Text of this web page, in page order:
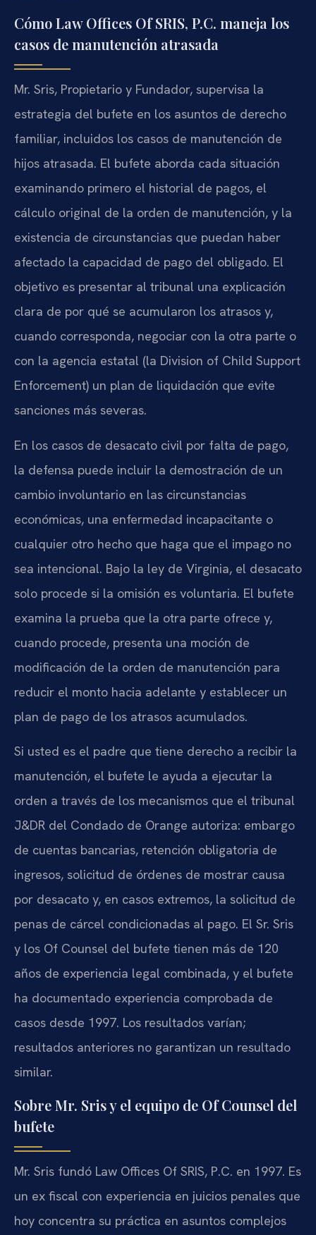
Cómo Law Offices Of SRIS, P.C. maneja los
casos de manutención atrasada
Mr. Sris, Propietario y Fundador, supervisa la
estrategia del bufete en los asuntos de derecho
familiar, incluidos los casos de manutención de
hijos atrasada. El bufete aborda cada situación
examinando primero el historial de pagos, el
cálculo original de la orden de manutención, y la
existencia de circunstancias que puedan haber
afectado la capacidad de pago del obligado. El
objetivo es presentar al tribunal una explicación
clara de por qué se acumularon los atrasos y,
cuando corresponda, negociar con la otra parte o
con la agencia estatal (la Division of Child Support
Enforcement) un plan de liquidación que evite
sanciones más severas.
En los casos de desacato civil por falta de pago,
la defensa puede incluir la demostración de un
cambio involuntario en las circunstancias
económicas, una enfermedad incapacitante o
cualquier otro hecho que haga que el impago no
sea intencional. Bajo la ley de Virginia, el desacato
solo procede si la omisión es voluntaria. El bufete
examina la prueba que la otra parte ofrece y,
cuando procede, presenta una moción de
modificación de la orden de manutención para
reducir el monto hacia adelante y establecer un
plan de pago de los atrasos acumulados.
Si usted es el padre que tiene derecho a recibir la
manutención, el bufete le ayuda a ejecutar la
orden a través de los mecanismos que el tribunal
J&DR del Condado de Orange autoriza: embargo
de cuentas bancarias, retención obligatoria de
ingresos, solicitud de órdenes de mostrar causa
por desacato y, en casos extremos, la solicitud de
penas de cárcel condicionadas al pago. El Sr. Sris
y los Of Counsel del bufete tienen más de 120
años de experiencia legal combinada, y el bufete
ha documentado experiencia comprobada de
casos desde 1997. Los resultados varían;
resultados anteriores no garantizan un resultado
similar.
Sobre Mr. Sris y el equipo de Of Counsel del
bufete
Mr. Sris fundó Law Offices Of SRIS, P.C. en 1997. Es
un ex fiscal con experiencia en juicios penales que
hoy concentra su práctica en asuntos complejos